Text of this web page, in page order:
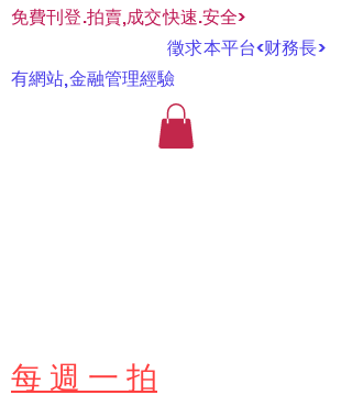
免費刊登.拍賣,成交快速.安全>
​徵求本平台<财務長>
有網站,金融管理經驗
​每 週 一 拍